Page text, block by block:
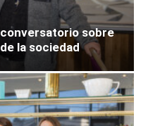
sobre
la sociedad